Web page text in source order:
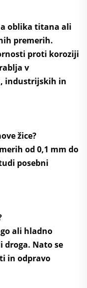
oblika titana ali
premerih.
proti koroziji
v
industrijskih in
žice?
od 0,1 mm do
posebni
ali hladno
droga. Nato se
in odpravo